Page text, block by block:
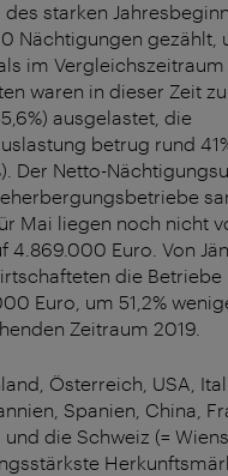
starken
Nächtigungen gezählt,
im Vergleichszeitraum
waren in dieser Zeit zu
ausgelastet, die
betrug rund
Der Netto-
Mai liegen noch nicht
4.869.000 Euro. Von
die Betriebe
Euro, um 51,2%
Zeitraum 2019.
Österreich, USA,
Spanien, China,
und die Schweiz (= Wiens